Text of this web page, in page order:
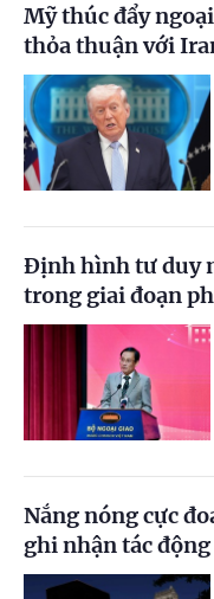
Mỹ thúc đẩy
thỏa thuận với
Định hình tư duy
trong giai đoạn
Nắng nóng cực
ghi nhận tác